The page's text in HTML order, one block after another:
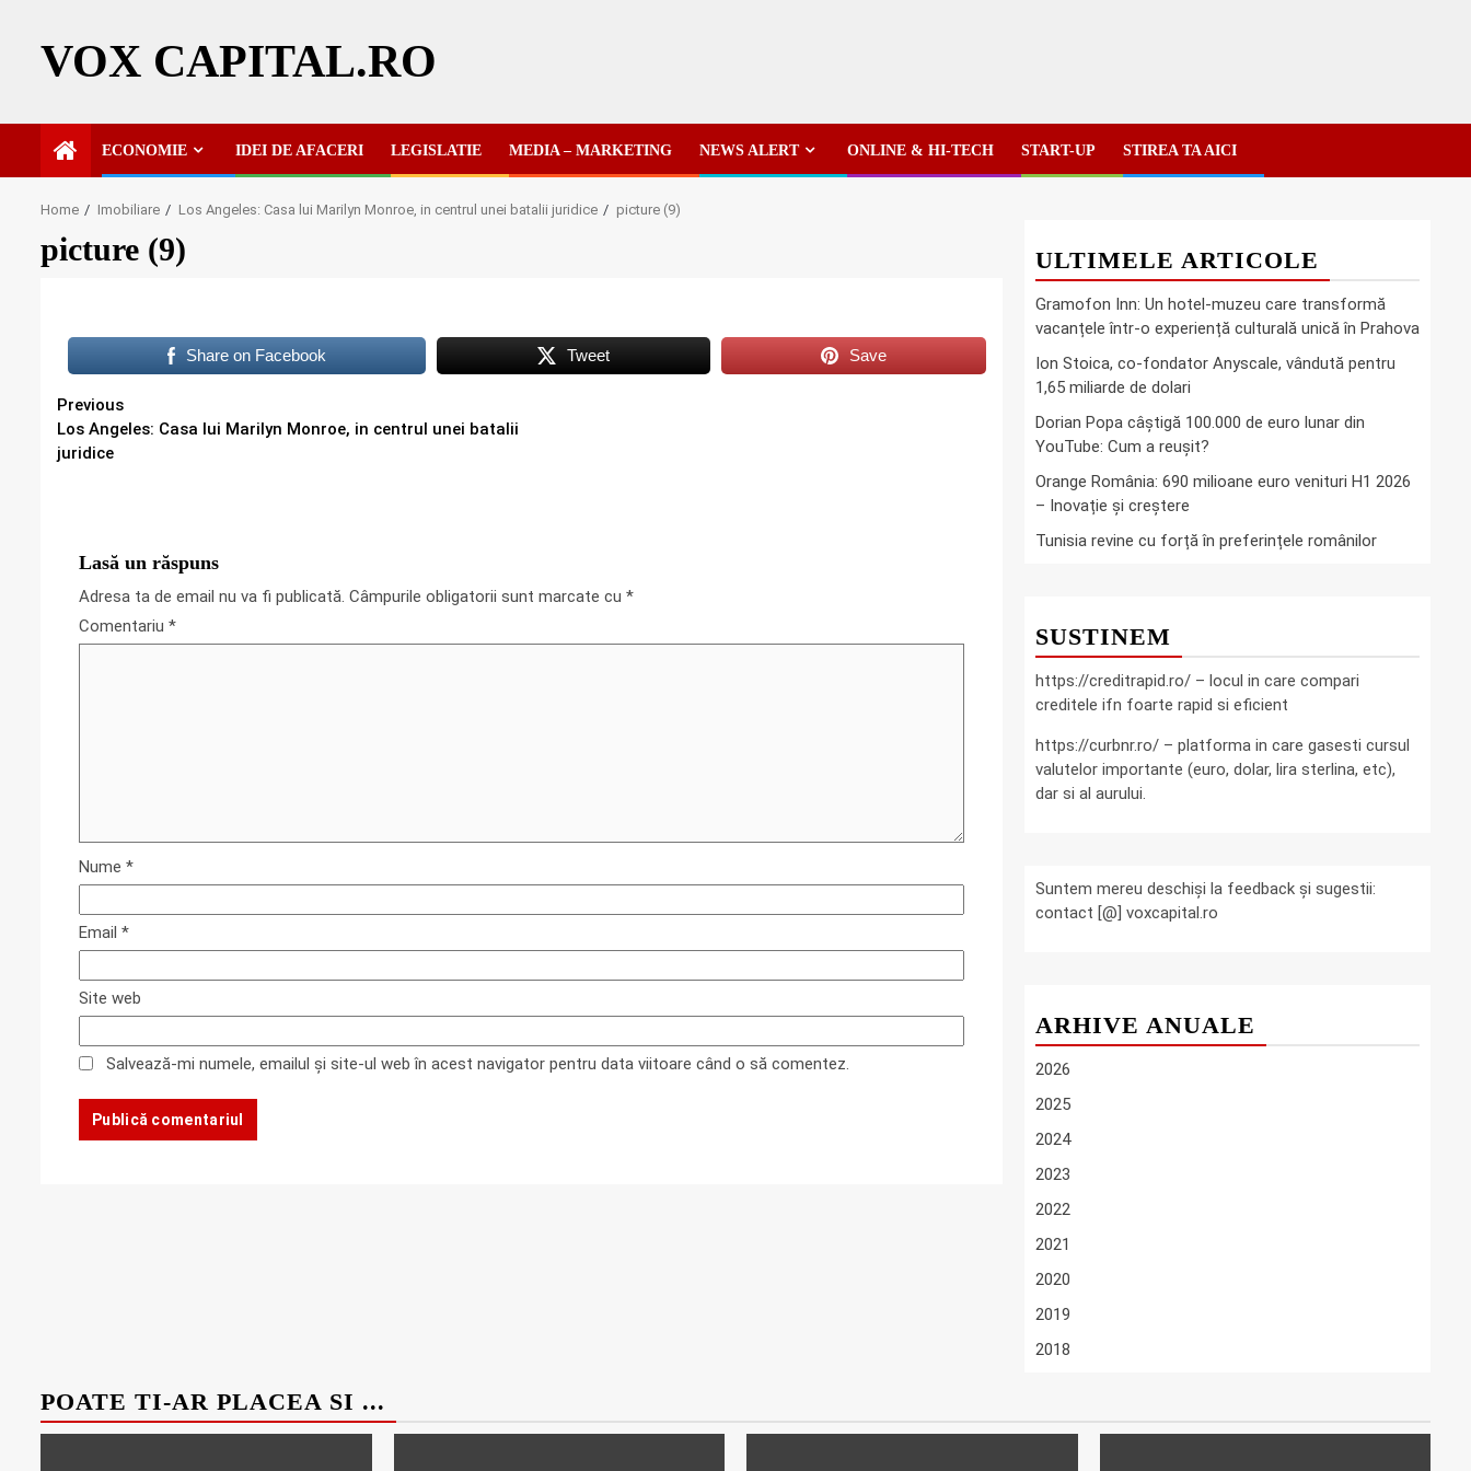
contentVOX CAPITAL.RO
ECONOMIE IDEI DE AFACERI LEGISLATIE MEDIA – MARKETING NEWS ALERT ONLINE & HI-TECH START-UP STIREA TA AICI
Home Imobiliare Los Angeles: Casa lui Marilyn Monroe, in centrul unei batalii juridice picture (9)
picture (9)
Share on Facebook Tweet Save
Continue
Reading
Previous
Los Angeles: Casa lui Marilyn Monroe, in centrul unei batalii
juridice
Lasă un răspuns
Adresa ta de email nu va fi publicată. Câmpurile obligatorii sunt marcate cu *
Comentariu *
Nume *
Email *
Site web
Salvează-mi numele, emailul și site-ul web în acest navigator pentru data viitoare când o să comentez.
ULTIMELE ARTICOLE
Gramofon Inn: Un hotel-muzeu care transformă
vacanțele într-o experiență culturală unică în Prahova
Ion Stoica, co-fondator Anyscale, vândută pentru
1,65 miliarde de dolari
Dorian Popa câștigă 100.000 de euro lunar din
YouTube: Cum a reușit?
Orange România: 690 milioane euro venituri H1 2026
– Inovație și creștere
Tunisia revine cu forță în preferințele românilor
SUSTINEM
https://creditrapid.ro/ – locul in care compari
creditele ifn foarte rapid si eficient
https://curbnr.ro/ – platforma in care gasesti cursul
valutelor importante (euro, dolar, lira sterlina, etc),
dar si al aurului.
Suntem mereu deschiși la feedback și sugestii:
contact [@] voxcapital.ro
ARHIVE ANUALE
2026
2025
2024
2023
2022
2021
2020
2019
2018
POATE TI-AR PLACEA SI ...